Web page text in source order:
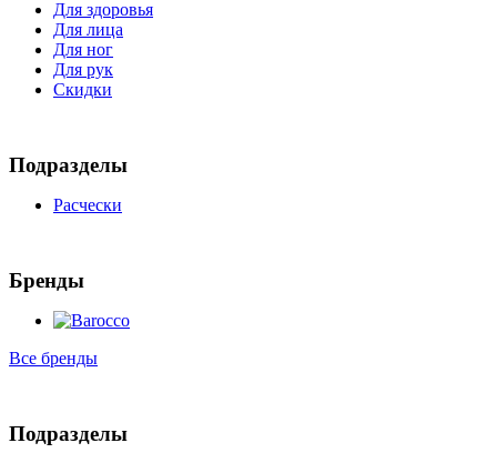
Для здоровья
Для лица
Для ног
Для рук
Скидки
Подразделы
Расчески
Бренды
Все бренды
Подразделы